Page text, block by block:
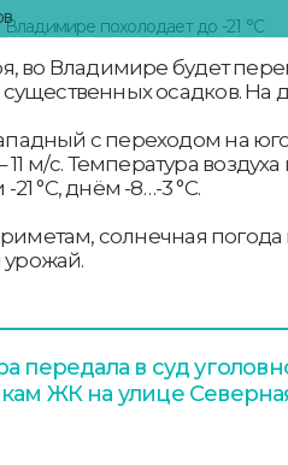
во Владимире будет
существенных осадков. На
с переходом на
м/с. Температура воздуха
21 °С, днём -8…-3 °С.
солнечная погода
передала в суд
ЖК на улице